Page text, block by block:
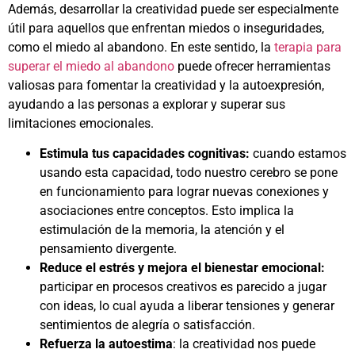
Además, desarrollar la creatividad puede ser especialmente
útil para aquellos que enfrentan miedos o inseguridades,
como el miedo al abandono. En este sentido, la terapia para
superar el miedo al abandono puede ofrecer herramientas
valiosas para fomentar la creatividad y la autoexpresión,
ayudando a las personas a explorar y superar sus
limitaciones emocionales.
Estimula tus capacidades cognitivas: cuando estamos
usando esta capacidad, todo nuestro cerebro se pone
en funcionamiento para lograr nuevas conexiones y
asociaciones entre conceptos. Esto implica la
estimulación de la memoria, la atención y el
pensamiento divergente.
Reduce el estrés y mejora el bienestar emocional:
participar en procesos creativos es parecido a jugar
con ideas, lo cual ayuda a liberar tensiones y generar
sentimientos de alegría o satisfacción.
Refuerza la autoestima: la creatividad nos puede